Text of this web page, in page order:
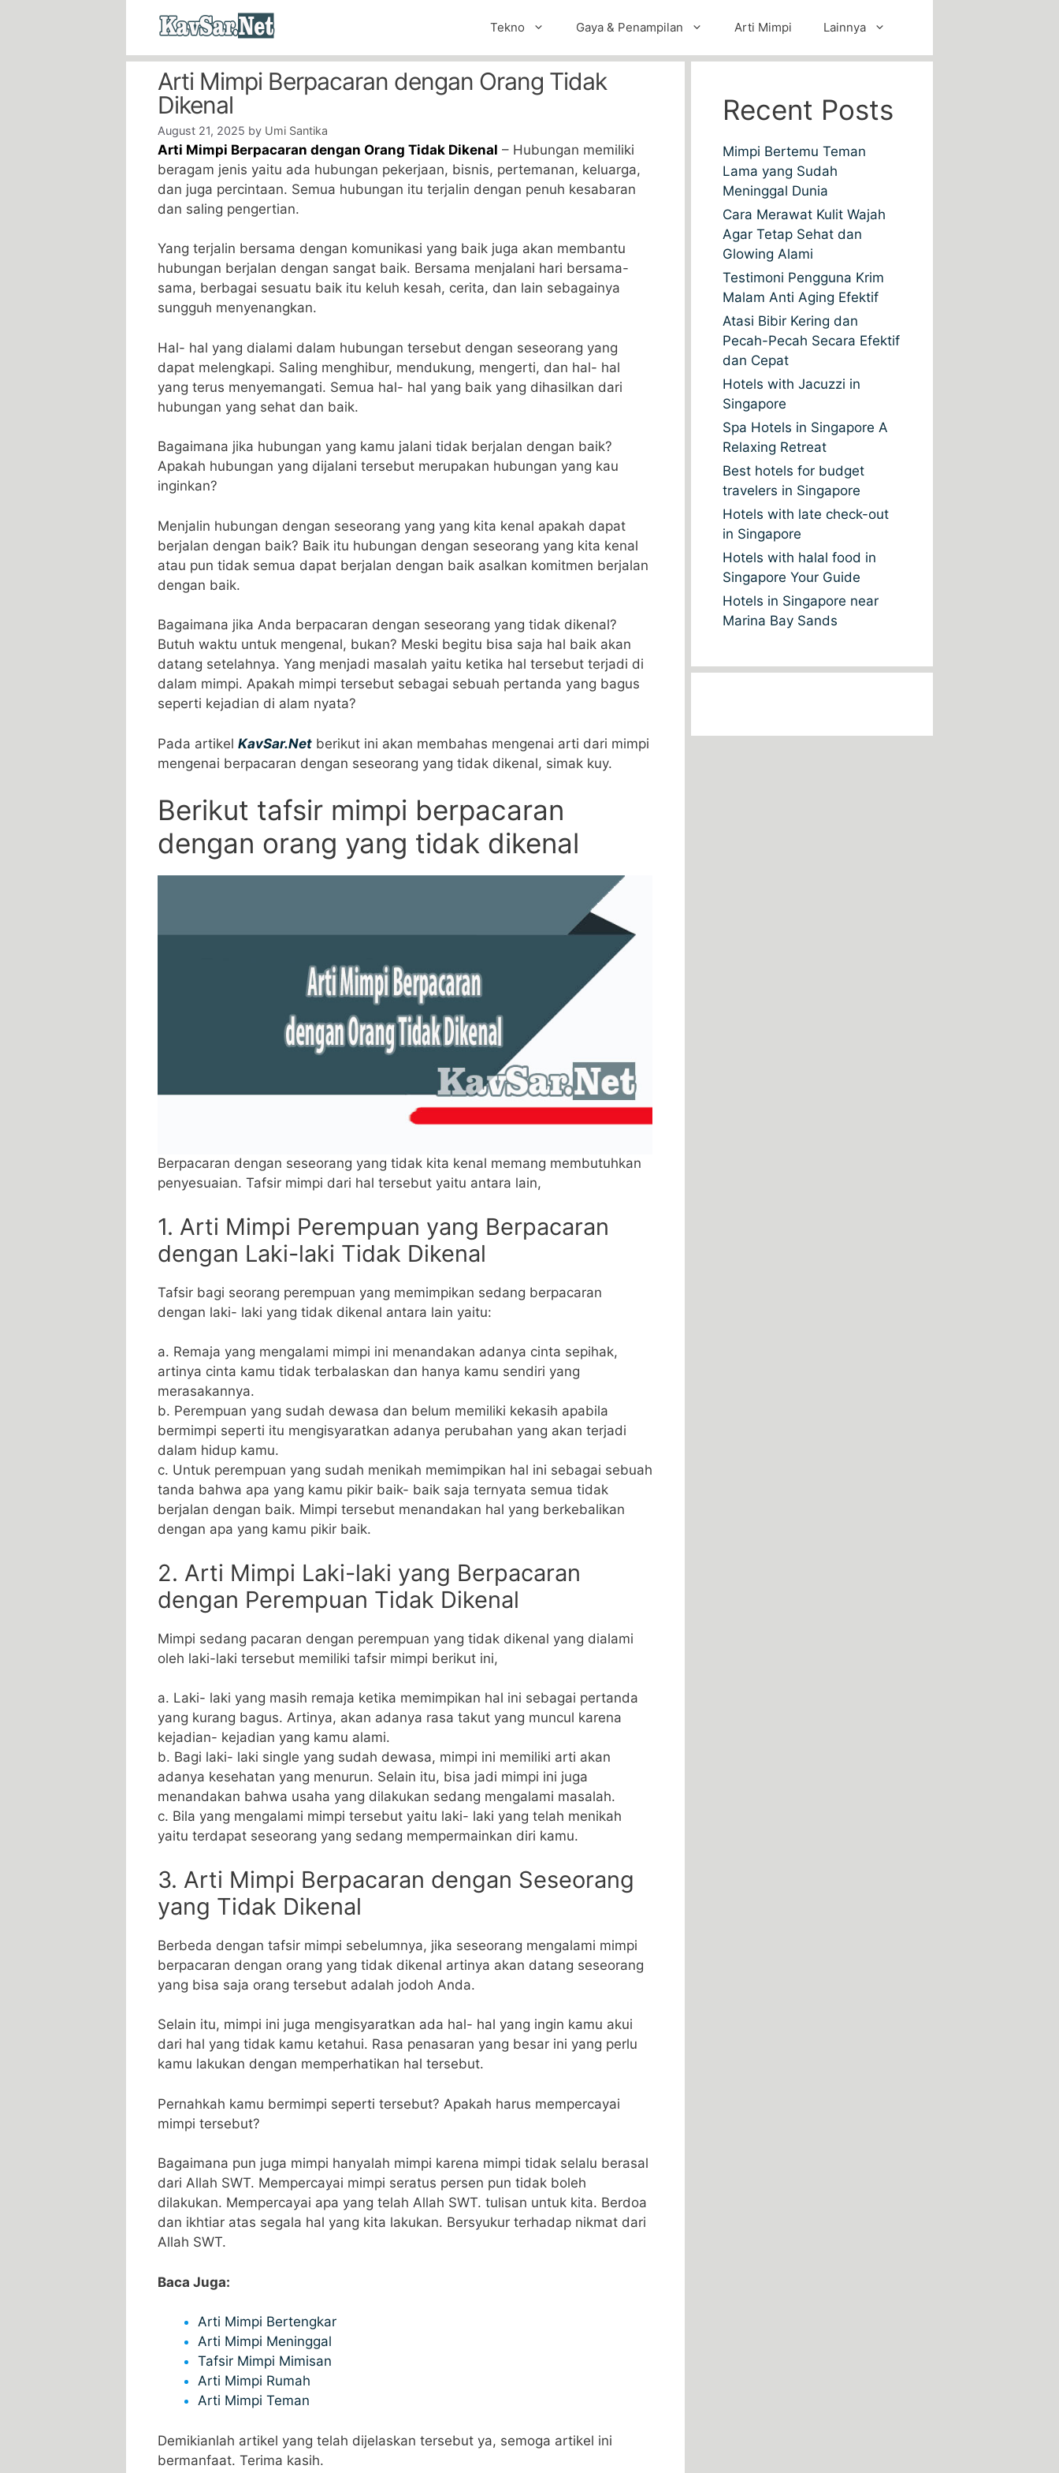
Tekno Gaya & Penampilan Arti Mimpi Lainnya
Arti Mimpi Berpacaran dengan Orang Tidak
Dikenal
August 21, 2025 by Umi Santika
Arti Mimpi Berpacaran dengan Orang Tidak Dikenal – Hubungan memiliki
beragam jenis yaitu ada hubungan pekerjaan, bisnis, pertemanan, keluarga,
dan juga percintaan. Semua hubungan itu terjalin dengan penuh kesabaran
dan saling pengertian.
Yang terjalin bersama dengan komunikasi yang baik juga akan membantu
hubungan berjalan dengan sangat baik. Bersama menjalani hari bersama-
sama, berbagai sesuatu baik itu keluh kesah, cerita, dan lain sebagainya
sungguh menyenangkan.
Hal- hal yang dialami dalam hubungan tersebut dengan seseorang yang
dapat melengkapi. Saling menghibur, mendukung, mengerti, dan hal- hal
yang terus menyemangati. Semua hal- hal yang baik yang dihasilkan dari
hubungan yang sehat dan baik.
Bagaimana jika hubungan yang kamu jalani tidak berjalan dengan baik?
Apakah hubungan yang dijalani tersebut merupakan hubungan yang kau
inginkan?
Menjalin hubungan dengan seseorang yang yang kita kenal apakah dapat
berjalan dengan baik? Baik itu hubungan dengan seseorang yang kita kenal
atau pun tidak semua dapat berjalan dengan baik asalkan komitmen berjalan
dengan baik.
Bagaimana jika Anda berpacaran dengan seseorang yang tidak dikenal?
Butuh waktu untuk mengenal, bukan? Meski begitu bisa saja hal baik akan
datang setelahnya. Yang menjadi masalah yaitu ketika hal tersebut terjadi di
dalam mimpi. Apakah mimpi tersebut sebagai sebuah pertanda yang bagus
seperti kejadian di alam nyata?
Pada artikel KavSar.Net berikut ini akan membahas mengenai arti dari mimpi
mengenai berpacaran dengan seseorang yang tidak dikenal, simak kuy.
Berikut tafsir mimpi berpacaran
dengan orang yang tidak dikenal
Berpacaran dengan seseorang yang tidak kita kenal memang membutuhkan
penyesuaian. Tafsir mimpi dari hal tersebut yaitu antara lain,
1. Arti Mimpi Perempuan yang Berpacaran
dengan Laki-laki Tidak Dikenal
Tafsir bagi seorang perempuan yang memimpikan sedang berpacaran
dengan laki- laki yang tidak dikenal antara lain yaitu:
a. Remaja yang mengalami mimpi ini menandakan adanya cinta sepihak,
artinya cinta kamu tidak terbalaskan dan hanya kamu sendiri yang
merasakannya.
b. Perempuan yang sudah dewasa dan belum memiliki kekasih apabila
bermimpi seperti itu mengisyaratkan adanya perubahan yang akan terjadi
dalam hidup kamu.
c. Untuk perempuan yang sudah menikah memimpikan hal ini sebagai sebuah
tanda bahwa apa yang kamu pikir baik- baik saja ternyata semua tidak
berjalan dengan baik. Mimpi tersebut menandakan hal yang berkebalikan
dengan apa yang kamu pikir baik.
2. Arti Mimpi Laki-laki yang Berpacaran
dengan Perempuan Tidak Dikenal
Mimpi sedang pacaran dengan perempuan yang tidak dikenal yang dialami
oleh laki-laki tersebut memiliki tafsir mimpi berikut ini,
a. Laki- laki yang masih remaja ketika memimpikan hal ini sebagai pertanda
yang kurang bagus. Artinya, akan adanya rasa takut yang muncul karena
kejadian- kejadian yang kamu alami.
b. Bagi laki- laki single yang sudah dewasa, mimpi ini memiliki arti akan
adanya kesehatan yang menurun. Selain itu, bisa jadi mimpi ini juga
menandakan bahwa usaha yang dilakukan sedang mengalami masalah.
c. Bila yang mengalami mimpi tersebut yaitu laki- laki yang telah menikah
yaitu terdapat seseorang yang sedang mempermainkan diri kamu.
3. Arti Mimpi Berpacaran dengan Seseorang
yang Tidak Dikenal
Berbeda dengan tafsir mimpi sebelumnya, jika seseorang mengalami mimpi
berpacaran dengan orang yang tidak dikenal artinya akan datang seseorang
yang bisa saja orang tersebut adalah jodoh Anda.
Selain itu, mimpi ini juga mengisyaratkan ada hal- hal yang ingin kamu akui
dari hal yang tidak kamu ketahui. Rasa penasaran yang besar ini yang perlu
kamu lakukan dengan memperhatikan hal tersebut.
Pernahkah kamu bermimpi seperti tersebut? Apakah harus mempercayai
mimpi tersebut?
Bagaimana pun juga mimpi hanyalah mimpi karena mimpi tidak selalu berasal
dari Allah SWT. Mempercayai mimpi seratus persen pun tidak boleh
dilakukan. Mempercayai apa yang telah Allah SWT. tulisan untuk kita. Berdoa
dan ikhtiar atas segala hal yang kita lakukan. Bersyukur terhadap nikmat dari
Allah SWT.
Baca Juga:
Arti Mimpi Bertengkar
Arti Mimpi Meninggal
Tafsir Mimpi Mimisan
Arti Mimpi Rumah
Arti Mimpi Teman
Demikianlah artikel yang telah dijelaskan tersebut ya, semoga artikel ini
bermanfaat. Terima kasih.
Recent Posts
Mimpi Bertemu Teman
Lama yang Sudah
Meninggal Dunia
Cara Merawat Kulit Wajah
Agar Tetap Sehat dan
Glowing Alami
Testimoni Pengguna Krim
Malam Anti Aging Efektif
Atasi Bibir Kering dan
Pecah-Pecah Secara Efektif
dan Cepat
Hotels with Jacuzzi in
Singapore
Spa Hotels in Singapore A
Relaxing Retreat
Best hotels for budget
travelers in Singapore
Hotels with late check-out
in Singapore
Hotels with halal food in
Singapore Your Guide
Hotels in Singapore near
Marina Bay Sands